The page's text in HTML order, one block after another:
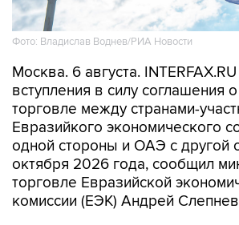
Фото: Владислав Воднев/РИА Новости
Москва. 6 августа.
вступления в силу соглашения
торговле между странами-
Евразийкого экономического
одной стороны и ОАЭ с другой
октября 2026 года, сообщил
торговле Евразийской
комиссии (ЕЭК) Андрей